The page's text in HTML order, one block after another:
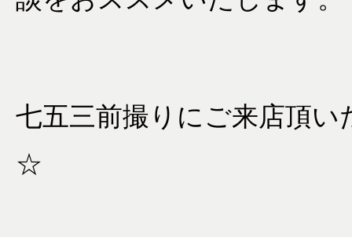
七五三前撮りにご来店頂
☆